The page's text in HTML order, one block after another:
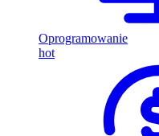
Oprogramowanie
hot